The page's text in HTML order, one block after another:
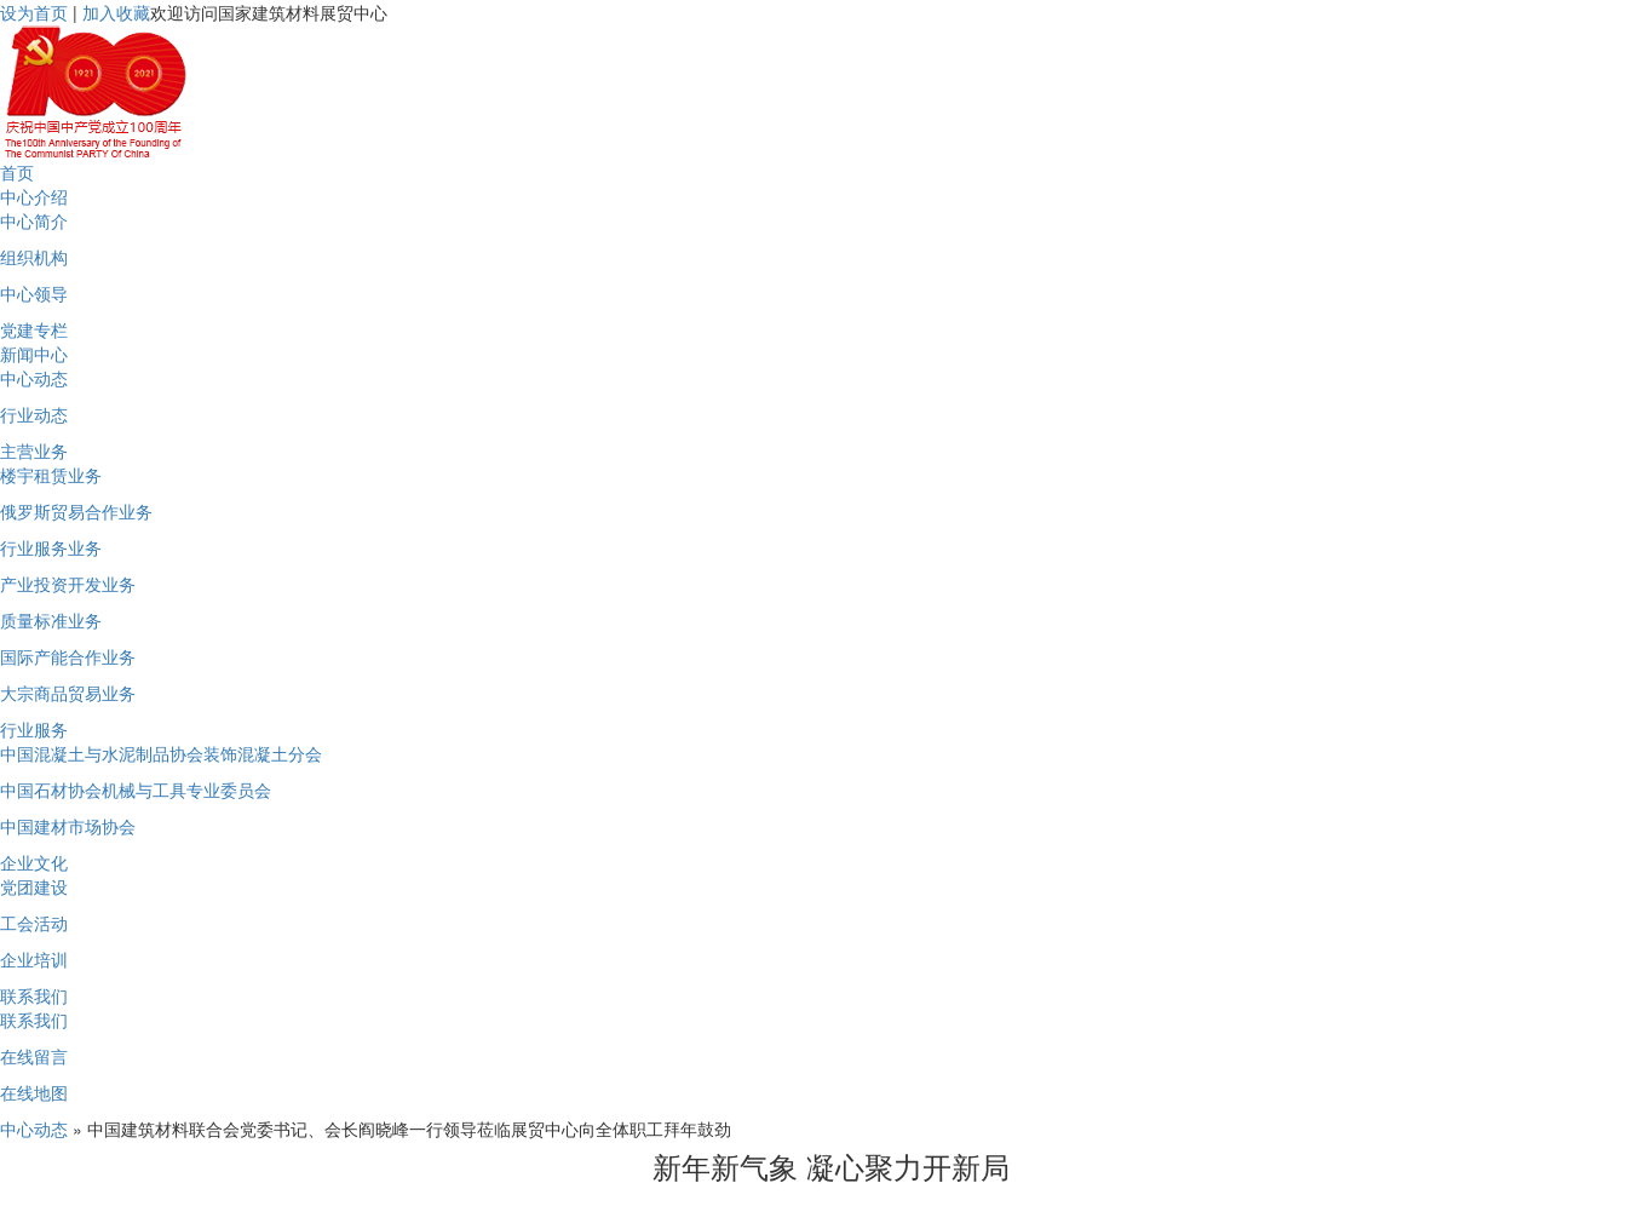
设为首页 | 加入收藏欢迎访问国家建筑材料展贸中心
首页
中心介绍
中心简介
组织机构
中心领导
党建专栏
新闻中心
中心动态
行业动态
主营业务
楼宇租赁业务
俄罗斯贸易合作业务
行业服务业务
产业投资开发业务
质量标准业务
国际产能合作业务
大宗商品贸易业务
行业服务
中国混凝土与水泥制品协会装饰混凝土分会
中国石材协会机械与工具专业委员会
中国建材市场协会
企业文化
党团建设
工会活动
企业培训
联系我们
联系我们
在线留言
在线地图
中心动态 » 中国建筑材料联合会党委书记、会长阎晓峰一行领导莅临展贸中心向全体职工拜年鼓劲
新年新气象 凝心聚力开新局